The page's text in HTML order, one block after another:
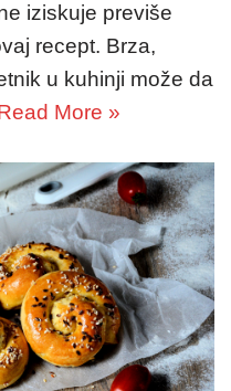
iziskuje previše
recept. Brza,
u kuhinji može da
More »